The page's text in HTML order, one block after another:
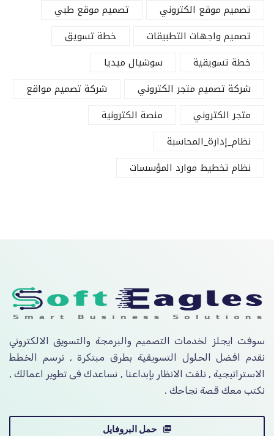
تصميم موقع الكتروني
تصميم موقع طبي
تصميم واجهات التطبيقات
خطة تسويق
خطة تسويقية
سوشيال ميديا
شركة تصميم متجر الكتروني
شركة تصميم مواقع
متجر الكتروني
منصة الكترونية
نظام_إدارة_المحاسبة
نظام تخطيط موارد المؤسسات
سوفت ايجلز لخدمات التصميم والبرمجة والتسويق الالكتروني
نقدم افضل الحلول التسويقية بطرق مبتكرة , نرسم الخطط
الاستراتيجية , نلفت الانظار بإبداعنا , نساعدك فى تطوير اعمالك ,
نكتب معك قصة نجاحك .
حمل البروفايل